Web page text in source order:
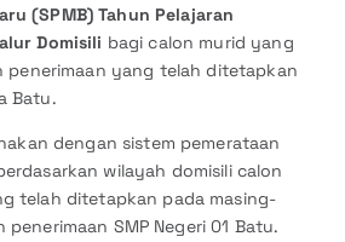
(SPMB) Tahun Pelajaran
Domisili bagi calon murid yang
penerimaan yang telah ditetapkan
Batu.
dengan sistem pemerataan
wilayah domisili calon
telah ditetapkan pada masing-
penerimaan SMP Negeri 01 Batu.